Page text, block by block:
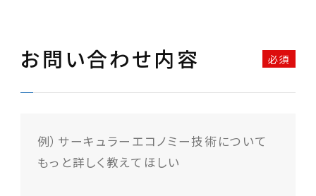
お問い合わせ内容 必須